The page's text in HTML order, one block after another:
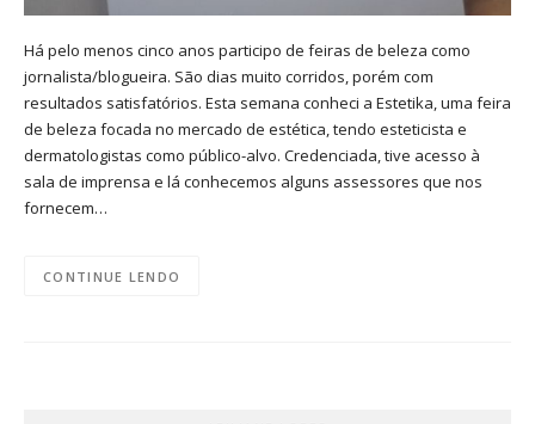
Há pelo menos cinco anos participo de feiras de beleza como
jornalista/blogueira. São dias muito corridos, porém com
resultados satisfatórios. Esta semana conheci a Estetika, uma feira
de beleza focada no mercado de estética, tendo esteticista e
dermatologistas como público-alvo. Credenciada, tive acesso à
sala de imprensa e lá conhecemos alguns assessores que nos
fornecem…
CONTINUE LENDO